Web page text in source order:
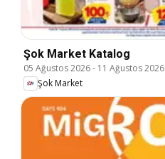
Şok Market Katalog
05 Ağustos 2026- 11 Ağustos 2026
Şok Market